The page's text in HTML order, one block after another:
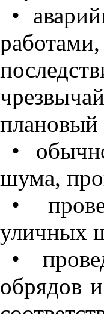
•
плановый
•
шума,
•
уличных
•
обрядов